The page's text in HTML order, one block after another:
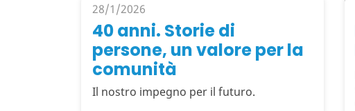
28/1/2026
40 anni. Storie di
persone, un valore per la
comunità
Il nostro impegno per il futuro.